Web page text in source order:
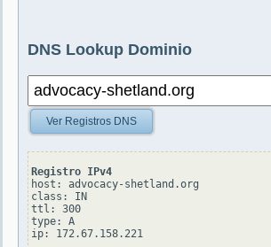
DNS Lookup Dominio
Ver Registros DNS
Registro IPv4
host: advocacy-shetland.org
class: IN
ttl: 300
type: A